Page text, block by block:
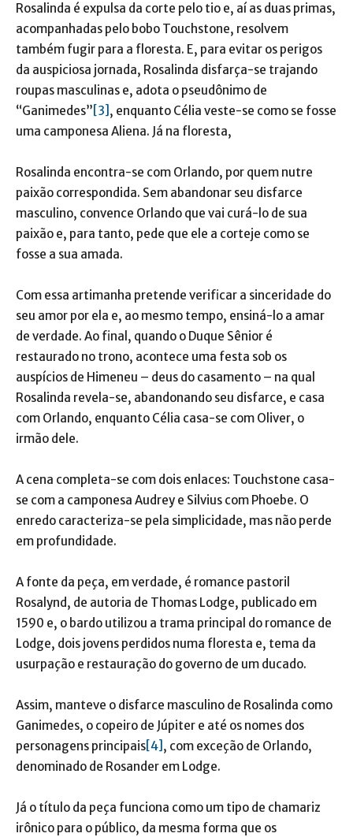
Rosalinda é expulsa da corte pelo tio e, aí as duas primas,
acompanhadas pelo bobo Touchstone, resolvem
também fugir para a floresta. E, para evitar os perigos
da auspiciosa jornada, Rosalinda disfarça-se trajando
roupas masculinas e, adota o pseudônimo de
“Ganimedes” [3] , enquanto Célia veste-se como se fosse
uma camponesa Aliena. Já na floresta,
Rosalinda encontra-se com Orlando, por quem nutre
paixão correspondida. Sem abandonar seu disfarce
masculino, convence Orlando que vai curá-lo de sua
paixão e, para tanto, pede que ele a corteje como se
fosse a sua amada.
Com essa artimanha pretende verificar a sinceridade do
seu amor por ela e, ao mesmo tempo, ensiná-lo a amar
de verdade. Ao final, quando o Duque Sênior é
restaurado no trono, acontece uma festa sob os
auspícios de Himeneu – deus do casamento – na qual
Rosalinda revela-se, abandonando seu disfarce, e casa
com Orlando, enquanto Célia casa-se com Oliver, o
irmão dele.
A cena completa-se com dois enlaces: Touchstone casa-
se com a camponesa Audrey e Silvius com Phoebe. O
enredo caracteriza-se pela simplicidade, mas não perde
em profundidade.
A fonte da peça, em verdade, é romance pastoril
Rosalynd, de autoria de Thomas Lodge, publicado em
1590 e, o bardo utilizou a trama principal do romance de
Lodge, dois jovens perdidos numa floresta e, tema da
usurpação e restauração do governo de um ducado.
Assim, manteve o disfarce masculino de Rosalinda como
Ganimedes, o copeiro de Júpiter e até os nomes dos
personagens principais [4] , com exceção de Orlando,
denominado de Rosander em Lodge.
Já o título da peça funciona como um tipo de chamariz
irônico para o público, da mesma forma que os